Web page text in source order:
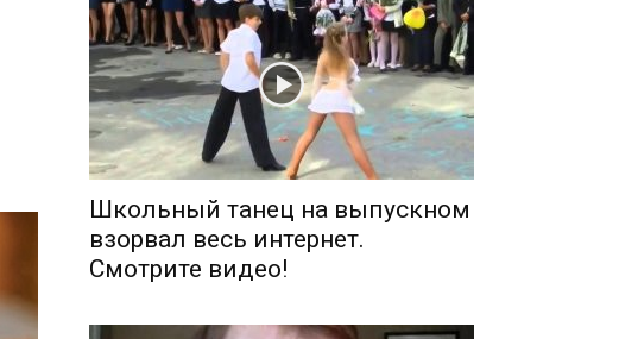
Школьный танец на выпускном
взорвал весь интернет.
Смотрите видео!